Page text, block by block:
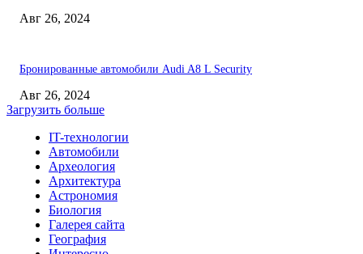
Авг 26, 2024
Бронированные автомобили Audi A8 L Security
Авг 26, 2024
Загрузить больше
IT-технологии
Автомобили
Археология
Архитектура
Астрономия
Биология
Галерея сайта
География